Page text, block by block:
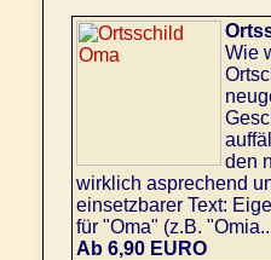
Wie
den
wirklich asprechend
einsetzbarer Text:
für "Oma" (z.B.
Ab 6,90 EURO